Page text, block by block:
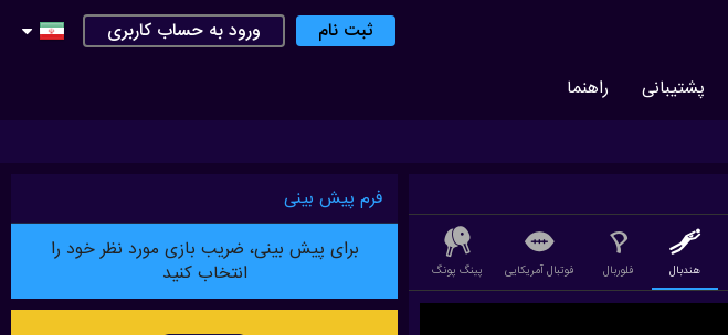
ثبت نام ورود به حساب کاربری
پشتیبانی راهنما
هندبال فلوربال فوتبال آمریکایی پینگ پونگ لیگ فوتبال استرالیایی
فرم پیش بینی
برای پیش بینی، ضریب بازی مورد نظر خود را
انتخاب کنید